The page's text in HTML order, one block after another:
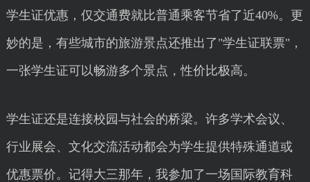
学生证优惠，仅交通费就比普通乘客节省了近40%。更
妙的是，有些城市的旅游景点还推出了"学生证联票"，
一张学生证可以畅游多个景点，性价比极高。
学生证还是连接校园与社会的桥梁。许多学术会议、
行业展会、文化交流活动都会为学生提供特殊通道或
优惠票价。记得大三那年，我参加了一场国际教育科